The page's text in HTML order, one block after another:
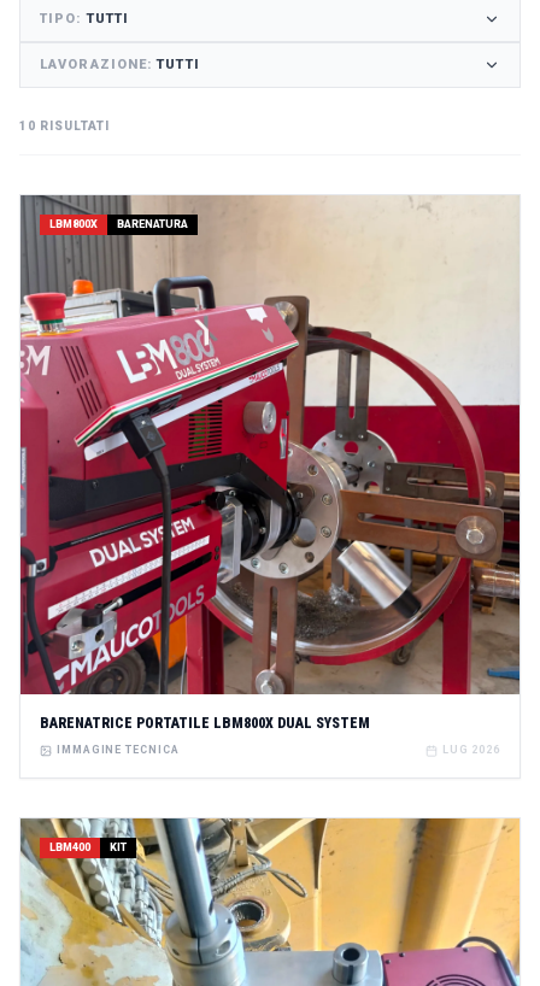
TIPO: TUTTI
LAVORAZIONE: TUTTI
10 RISULTATI
LBM800X BARENATURA
BARENATRICE PORTATILE LBM800X DUAL SYSTEM
IMMAGINE TECNICA LUG 2026
LBM400 KIT